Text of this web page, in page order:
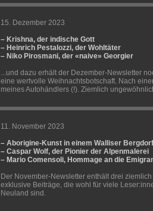
15. Dezember 2023
– Krishna, der indische Gott
– Heinrich Pestalozzi, der Wohltäter
– Niko Pirosmani, der «naive» Georgier
...und dazu erhält der Dezember-Newsletter
eine wertvolle Weihnachtsbotschaft. Nach
meines Autohändlers (!). Ziemlich
11. November 2023
– Aborigine-Kunst in einem Walliser
– Caspar Wolf, der Pionier der Alpenmalerei
– Mario Comensoli, Hommage an die
Der November-Newsletter enthält drei ziemlich
exklusive Beiträge, die wohl für viele
Neuland sind.